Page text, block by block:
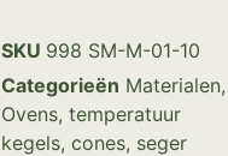
SKU 998 SM-M-01-10
Categorieën Materialen,
Ovens, temperatuur
kegels, cones, seger